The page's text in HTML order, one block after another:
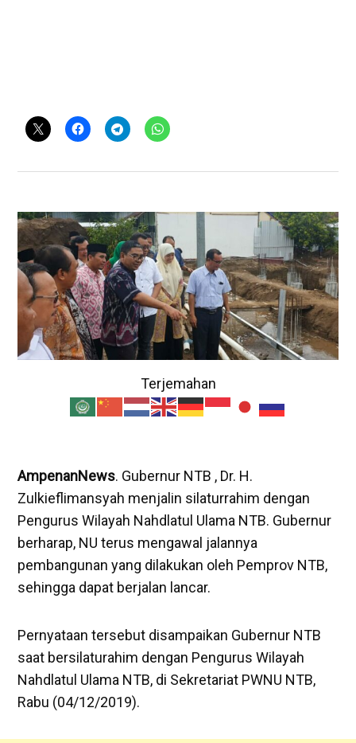
Terjemahan
AmpenanNews. Gubernur NTB , Dr. H.
Zulkieflimansyah menjalin silaturrahim dengan
Pengurus Wilayah Nahdlatul Ulama NTB. Gubernur
berharap, NU terus mengawal jalannya
pembangunan yang dilakukan oleh Pemprov NTB,
sehingga dapat berjalan lancar.
Pernyataan tersebut disampaikan Gubernur NTB
saat bersilaturahim dengan Pengurus Wilayah
Nahdlatul Ulama NTB, di Sekretariat PWNU NTB,
Rabu (04/12/2019).